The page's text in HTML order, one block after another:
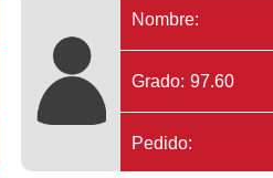
Nombre:
Grado: 97.60
Pedido: